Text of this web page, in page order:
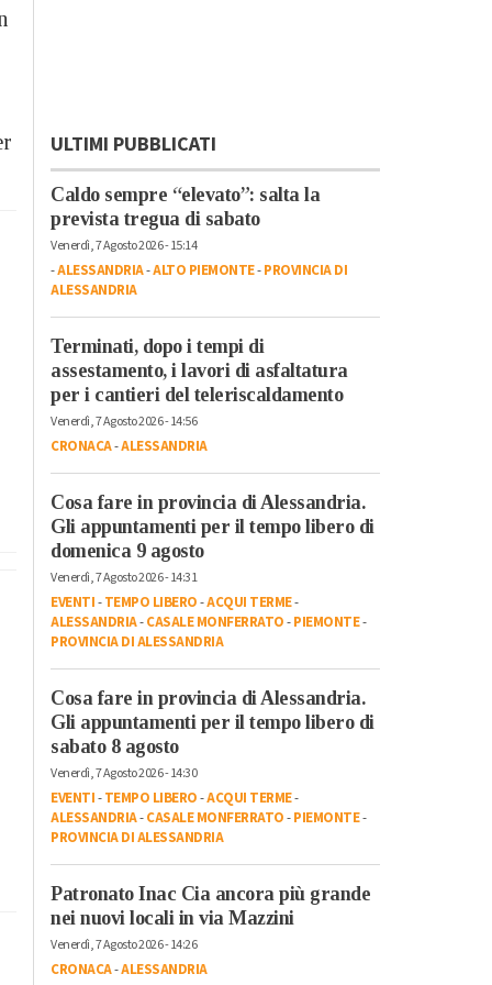
ULTIMI PUBBLICATI
Caldo sempre “elevato”: salta la
prevista tregua di sabato
Venerdì, 7 Agosto 2026 - 15:14
-ALESSANDRIA-ALTO PIEMONTE-PROVINCIA DI
ALESSANDRIA
Terminati, dopo i tempi di
assestamento, i lavori di asfaltatura
per i cantieri del teleriscaldamento
Venerdì, 7 Agosto 2026 - 14:56
CRONACA-ALESSANDRIA
Cosa fare in provincia di Alessandria.
Gli appuntamenti per il tempo libero di
domenica 9 agosto
Venerdì, 7 Agosto 2026 - 14:31
EVENTI-TEMPO LIBERO-ACQUI TERME-
ALESSANDRIA-CASALE MONFERRATO-PIEMONTE-
PROVINCIA DI ALESSANDRIA
Cosa fare in provincia di Alessandria.
Gli appuntamenti per il tempo libero di
sabato 8 agosto
Venerdì, 7 Agosto 2026 - 14:30
EVENTI-TEMPO LIBERO-ACQUI TERME-
ALESSANDRIA-CASALE MONFERRATO-PIEMONTE-
PROVINCIA DI ALESSANDRIA
Patronato Inac Cia ancora più grande
nei nuovi locali in via Mazzini
Venerdì, 7 Agosto 2026 - 14:26
CRONACA-ALESSANDRIA